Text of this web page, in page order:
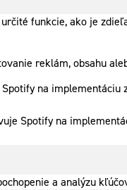
funkcie, ako je
reklám, obsahu
na
Spotify na
a analýzu